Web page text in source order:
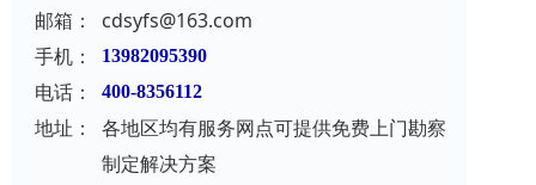
邮箱：
cdsyfs@163.com
手机：
13982095390
电话： 400-8356112
地址：
各地区均有服务网点可提供免费上门勘察
制定解决方案